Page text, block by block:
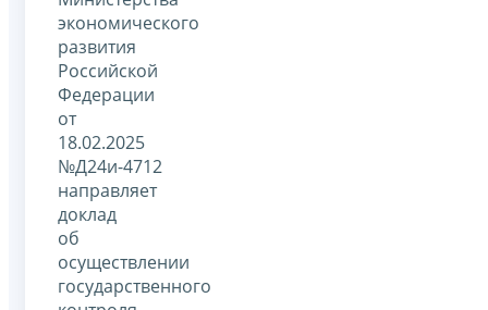
экономического
развития
Российской
Федерации
от
18.02.2025
№Д24и-4712
направляет
доклад
об
осуществлении
государственного